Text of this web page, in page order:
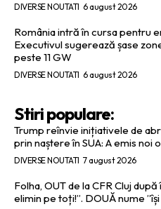
DIVERSE NOUTATI 6 august 2026
România intră în cursa pentru
Executivul sugerează șase
peste 11 GW
DIVERSE NOUTATI 6 august 2026
Stiri populare:
Trump reînvie inițiativele de
prin naștere în SUA: A emis noi
DIVERSE NOUTATI 7 august 2026
Folha, OUT de la CFR Cluj
elimin pe toți!”. DOUĂ nume